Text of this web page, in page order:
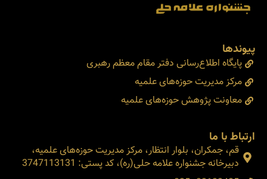
پیوندها
پایگاه اطلاع‌رسانی دفتر مقام معظم رهبری
مرکز مدیریت حوزه‌های علمیه
معاونت پژوهش حوزه‌های علمیه
ارتباط با ما
قم، جمکران، بلوار انتظار، مرکز مدیریت حوزه‌های علمیه،
دبیرخانه جشنواره علامه حلی(ره)، کد پستی: 3747113131